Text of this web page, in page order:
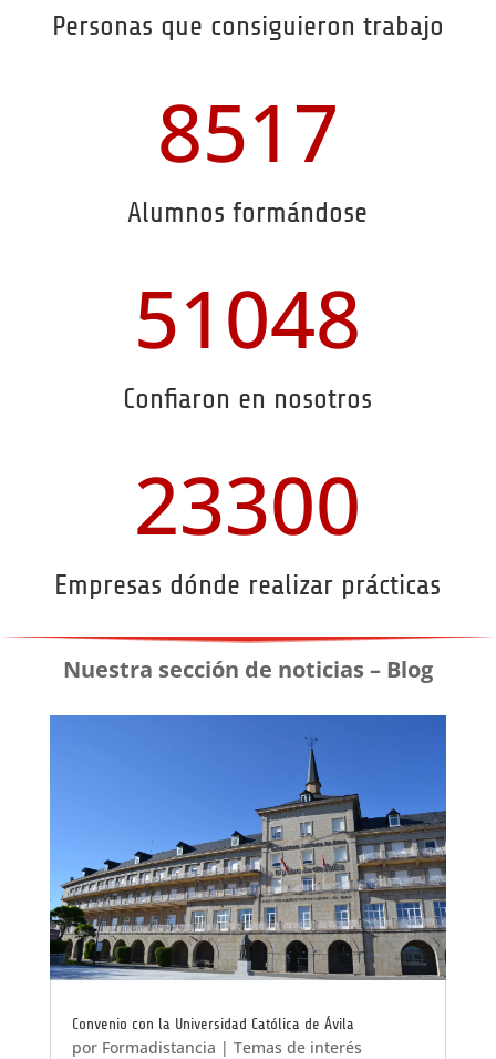
Personas que consiguieron trabajo
8517
Alumnos formándose
51048
Confiaron en nosotros
23300
Empresas dónde realizar prácticas
Nuestra sección de noticias – Blog
Convenio con la Universidad Católica de Ávila
por Formadistancia | Temas de interés